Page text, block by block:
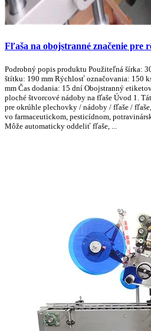
Fľaša na obojstranné značenie pre
Podrobný popis produktu Použiteľná šírka:
štítku: 190 mm Rýchlosť označovania: 150
mm Čas dodania: 15 dní Obojstranný
ploché štvorcové nádoby na fľaše Úvod 1.
pre okrúhle plechovky / nádoby / fľaše /
vo farmaceutickom, pesticídnom,
Môže automaticky oddeliť fľaše, ...